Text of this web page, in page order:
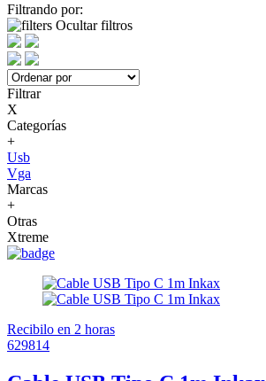
Filtrando por:
Ocultar filtros
Filtrar
X
Categorías
+
Usb
Vga
Marcas
+
Otras
Xtreme
Recibilo en 2 horas
629814